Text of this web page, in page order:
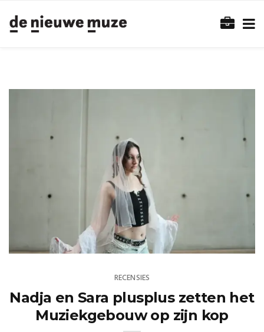
RECENSIES
Nadja en Sara plusplus zetten het
Muziekgebouw op zijn kop